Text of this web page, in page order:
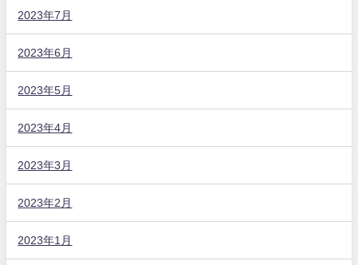
2023年7月
2023年6月
2023年5月
2023年4月
2023年3月
2023年2月
2023年1月